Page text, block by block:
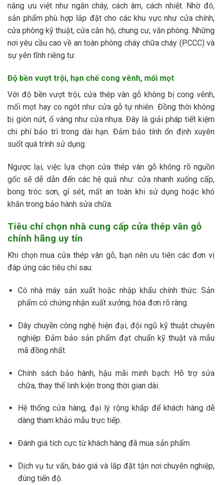
năng ưu việt như ngăn cháy, cách âm, cách nhiệt. Nhờ đó,
sản phẩm phù hợp lắp đặt cho các khu vực như cửa chính,
cửa phòng kỹ thuật, cửa căn hộ, chung cư, văn phòng. Những
nơi yêu cầu cao về an toàn phòng cháy chữa cháy (PCCC) và
sự yên tĩnh riêng tư.
Độ bền vượt trội, hạn chế cong vênh, mối mọt
Với độ bền vượt trội, cửa thép vân gỗ không bị cong vênh,
mối mọt hay co ngót như cửa gỗ tự nhiên. Đồng thời không
bị giòn nứt, ố vàng như cửa nhựa. Đây là giải pháp tiết kiệm
chi phí bảo trì trong dài hạn. Đảm bảo tính ổn định xuyên
suốt quá trình sử dụng.
Ngược lại, việc lựa chọn cửa thép vân gỗ không rõ nguồn
gốc sẽ dễ dẫn đến các hệ quả như: cửa nhanh xuống cấp,
bong tróc sơn, gỉ sét, mất an toàn khi sử dụng hoặc khó
khăn trong bảo hành sửa chữa.
Tiêu chí chọn nhà cung cấp cửa thép vân gỗ
chính hãng uy tín
Khi chọn mua cửa thép vân gỗ, bạn nên ưu tiên các đơn vị
đáp ứng các tiêu chí sau:
Có nhà máy sản xuất hoặc nhập khẩu chính thức: Sản
phẩm có chứng nhận xuất xưởng, hóa đơn rõ ràng.
Dây chuyền công nghệ hiện đại, đội ngũ kỹ thuật chuyên
nghiệp: Đảm bảo sản phẩm đạt chuẩn kỹ thuật và mẫu
mã đồng nhất.
Chính sách bảo hành, hậu mãi minh bạch: Hỗ trợ sửa
chữa, thay thế linh kiện trong thời gian dài.
Hệ thống cửa hàng, đại lý rộng khắp để khách hàng dễ
dàng tham khảo mẫu trực tiếp.
Đánh giá tích cực từ khách hàng đã mua sản phẩm.
Dịch vụ tư vấn, báo giá và lắp đặt tận nơi chuyên nghiệp,
đúng tiến độ.